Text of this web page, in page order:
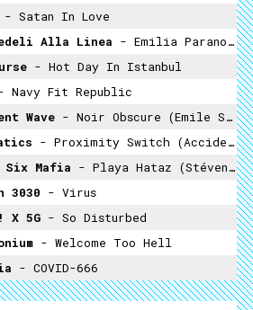
- Satan In Love
Alla Linea - Emilia Paranoica
- Hot Day In Istanbul
Navy Fit Republic
Wave - Noir Obscure (Emile Strunz Eurobeat Remix)
- Proximity Switch (Accident In Paradise)
Mafia - Playa Hataz (Stéven Marcato Illness Remix)
3030 - Virus
X 5G - So Disturbed
- Welcome Too Hell
- COVID-666